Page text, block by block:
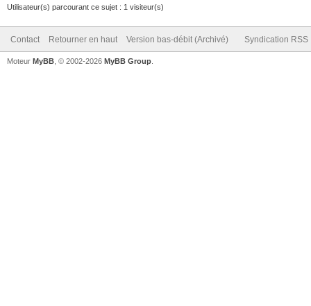
Utilisateur(s) parcourant ce sujet : 1 visiteur(s)
Contact Retourner en haut Version bas-débit (Archivé) Syndication RSS
Moteur MyBB , © 2002-2026 MyBB Group